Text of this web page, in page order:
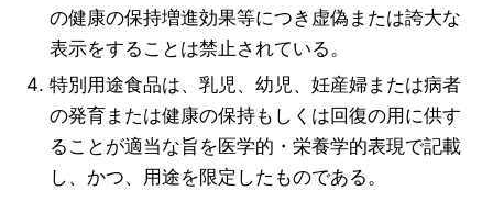
の健康の保持増進効果等につき虚偽または誇大な
表示をすることは禁止されている。
特別用途食品は、乳児、幼児、妊産婦または病者
の発育または健康の保持もしくは回復の用に供す
ることが適当な旨を医学的・栄養学的表現で記載
し、かつ、用途を限定したものである。